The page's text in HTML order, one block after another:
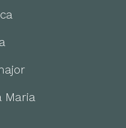
Maria